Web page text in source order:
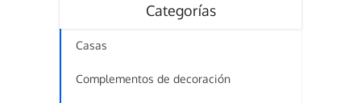
Categorías
Casas
Complementos de decoración